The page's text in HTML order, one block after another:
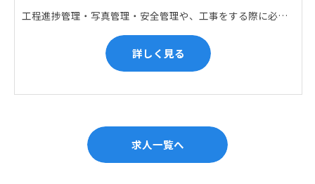
工程進捗管理・写真管理・安全管理や、工事をする際に必要な各種書類作成・届出 (申請) などの現場管理業務をお任せします。遅れている箇所のサポートに入るなど、臨機応変な対応が必要になります。
詳しく見る
求人一覧へ